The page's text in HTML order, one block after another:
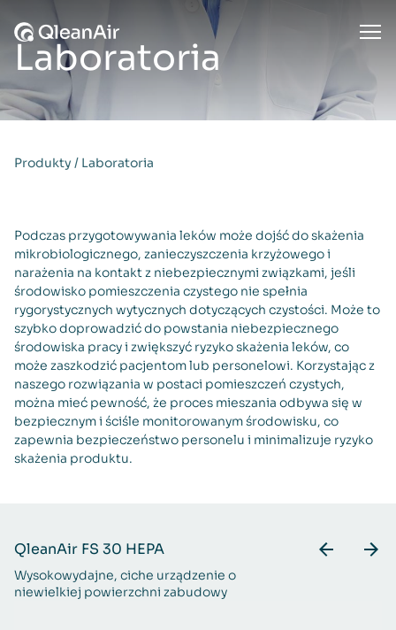
Laboratoria
Produkty / Laboratoria
Podczas przygotowywania leków może dojść do skażenia
mikrobiologicznego, zanieczyszczenia krzyżowego i
narażenia na kontakt z niebezpiecznymi związkami, jeśli
środowisko pomieszczenia czystego nie spełnia
rygorystycznych wytycznych dotyczących czystości. Może to
szybko doprowadzić do powstania niebezpiecznego
środowiska pracy i zwiększyć ryzyko skażenia leków, co
może zaszkodzić pacjentom lub personelowi. Korzystając z
naszego rozwiązania w postaci pomieszczeń czystych,
można mieć pewność, że proces mieszania odbywa się w
bezpiecznym i ściśle monitorowanym środowisku, co
zapewnia bezpieczeństwo personelu i minimalizuje ryzyko
skażenia produktu.
QleanAir FS 30 HEPA
Wysokowydajne, ciche urządzenie o
niewielkiej powierzchni zabudowy